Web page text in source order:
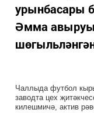
урынбасары
Әмма авыруы
Чаллыда футбол
заводта цех
килешмичә, актив